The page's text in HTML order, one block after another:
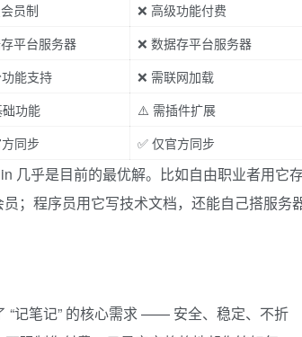
员制
❌ 高级功能付费
平台服务器
❌ 数据存平台服务器
能支持
❌ 需联网加载
功能
⚠️ 需插件扩展
同步 ✅ 仅官方同步
几乎是目前的最优解。比如自由职业者用它
；程序员用它写技术文档，还能自己搭服务
“记笔记” 的核心需求 —— 安全、稳定、不折